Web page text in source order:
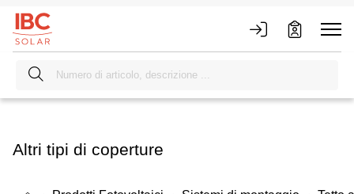
Altri tipi di coperture